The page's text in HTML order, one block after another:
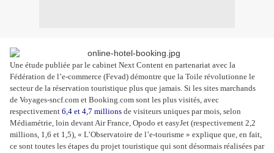
Une étude publiée par le cabinet Next Content en partenariat avec la
Fédération de l’e-commerce (Fevad) démontre que la Toile révolutionne le
secteur de la réservation touristique plus que jamais. Si les sites marchands
de Voyages-sncf.com et Booking.com sont les plus visités, avec
respectivement 6,4 et 4,7 millions de visiteurs uniques par mois, selon
Médiamétrie, loin devant Air France, Opodo et easyJet (respectivement 2,2
millions, 1,6 et 1,5), « L’Observatoire de l’e-tourisme » explique que, en fait,
ce sont toutes les étapes du projet touristique qui sont désormais réalisées par